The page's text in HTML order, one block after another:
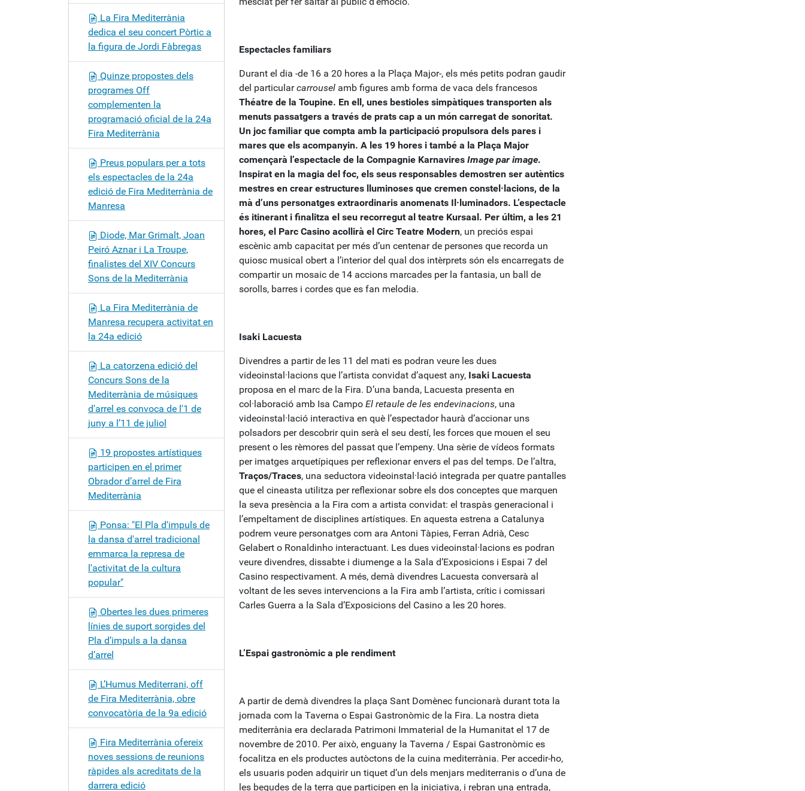
Espectacles familiars
Durant el dia -de 16 a 20 hores a la Plaça Major-, els més petits podran gaudir
del particularcarrousel amb figures amb forma de vaca dels francesos
Théatre de la Toupine. En ell, unes bestioles simpàtiques transporten als
menuts passatgers a través de prats cap a un món carregat de sonoritat.
Un joc familiar que compta amb la participació propulsora dels pares i
mares que els acompanyin. A les 19 hores i també a la Plaça Major
començarà l’espectacle de la Compagnie Karnavires Image par image.
Inspirat en la magia del foc, els seus responsables demostren ser autèntics
mestres en crear estructures lluminoses que cremen constel·lacions, de la
mà d’uns personatges extraordinaris anomenats Il·luminadors. L’espectacle
és itinerant i finalitza el seu recorregut al teatre Kursaal. Per últim, a les 21
hores, el Parc Casino acollirà el Circ Teatre Modern, un preciós espai
escènic amb capacitat per més d’un centenar de persones que recorda un
quiosc musical obert a l’interior del qual dos intèrprets són els encarregats de
compartir un mosaic de 14 accions marcades per la fantasia, un ball de
sorolls, barres i cordes que es fan melodia.
Isaki Lacuesta
Divendres a partir de les 11 del mati es podran veure les dues
videoinstal·lacions que l’artista convidat d’aquest any, Isaki Lacuesta
proposa en el marc de la Fira. D’una banda, Lacuesta presenta en
col·laboració amb Isa Campo El retaule de les endevinacions, una
videoinstal·lació interactiva en què l’espectador haurà d’accionar uns
polsadors per descobrir quin serà el seu destí, les forces que mouen el seu
present o les rèmores del passat que l’empeny. Una sèrie de vídeos formats
per imatges arquetípiques per reflexionar envers el pas del temps. De l’altra,
Traços/Traces, una seductora videoinstal·lació integrada per quatre pantalles
que el cineasta utilitza per reflexionar sobre els dos conceptes que marquen
la seva presència a la Fira com a artista convidat: el traspàs generacional i
l’empeltament de disciplines artístiques. En aquesta estrena a Catalunya
podrem veure personatges com ara Antoni Tàpies, Ferran Adrià, Cesc
Gelabert o Ronaldinho interactuant. Les dues videoinstal·lacions es podran
veure divendres, dissabte i diumenge a la Sala d’Exposicions i Espai 7 del
Casino respectivament. A més, demà divendres Lacuesta conversarà al
voltant de les seves intervencions a la Fira amb l’artista, crític i comissari
Carles Guerra a la Sala d’Exposicions del Casino a les 20 hores.
L’Espai gastronòmic a ple rendiment
A partir de demà divendres la plaça Sant Domènec funcionarà durant tota la
jornada com la Taverna o Espai Gastronòmic de la Fira. La nostra dieta
mediterrània era declarada Patrimoni Immaterial de la Humanitat el 17 de
novembre de 2010. Per això, enguany la Taverna / Espai Gastronòmic es
focalitza en els productes autòctons de la cuina mediterrània. Per accedir-ho,
els usuaris poden adquirir un tiquet d’un dels menjars mediterranis o d’una de
les begudes de la terra que participen en la iniciativa, i rebran una entrada,
La Fira Mediterrània
dedica el seu concert Pòrtic a
la figura de Jordi Fàbregas
Quinze propostes dels
programes Off
complementen la
programació oficial de la 24a
Fira Mediterrània
Preus populars per a tots
els espectacles de la 24a
edició de Fira Mediterrània de
Manresa
Diode, Mar Grimalt, Joan
Peiró Aznar i La Troupe,
finalistes del XIV Concurs
Sons de la Mediterrània
La Fira Mediterrània de
Manresa recupera activitat en
la 24a edició
La catorzena edició del
Concurs Sons de la
Mediterrània de músiques
d'arrel es convoca de l'1 de
juny a l’11 de juliol
19 propostes artístiques
participen en el primer
Obrador d’arrel de Fira
Mediterrània
Ponsa: "El Pla d'impuls de
la dansa d'arrel tradicional
emmarca la represa de
l'activitat de la cultura
popular"
Obertes les dues primeres
línies de suport sorgides del
Pla d’impuls a la dansa
d’arrel
L’Humus Mediterrani, off
de Fira Mediterrània, obre
convocatòria de la 9a edició
Fira Mediterrània ofereix
noves sessions de reunions
ràpides als acreditats de la
darrera edició